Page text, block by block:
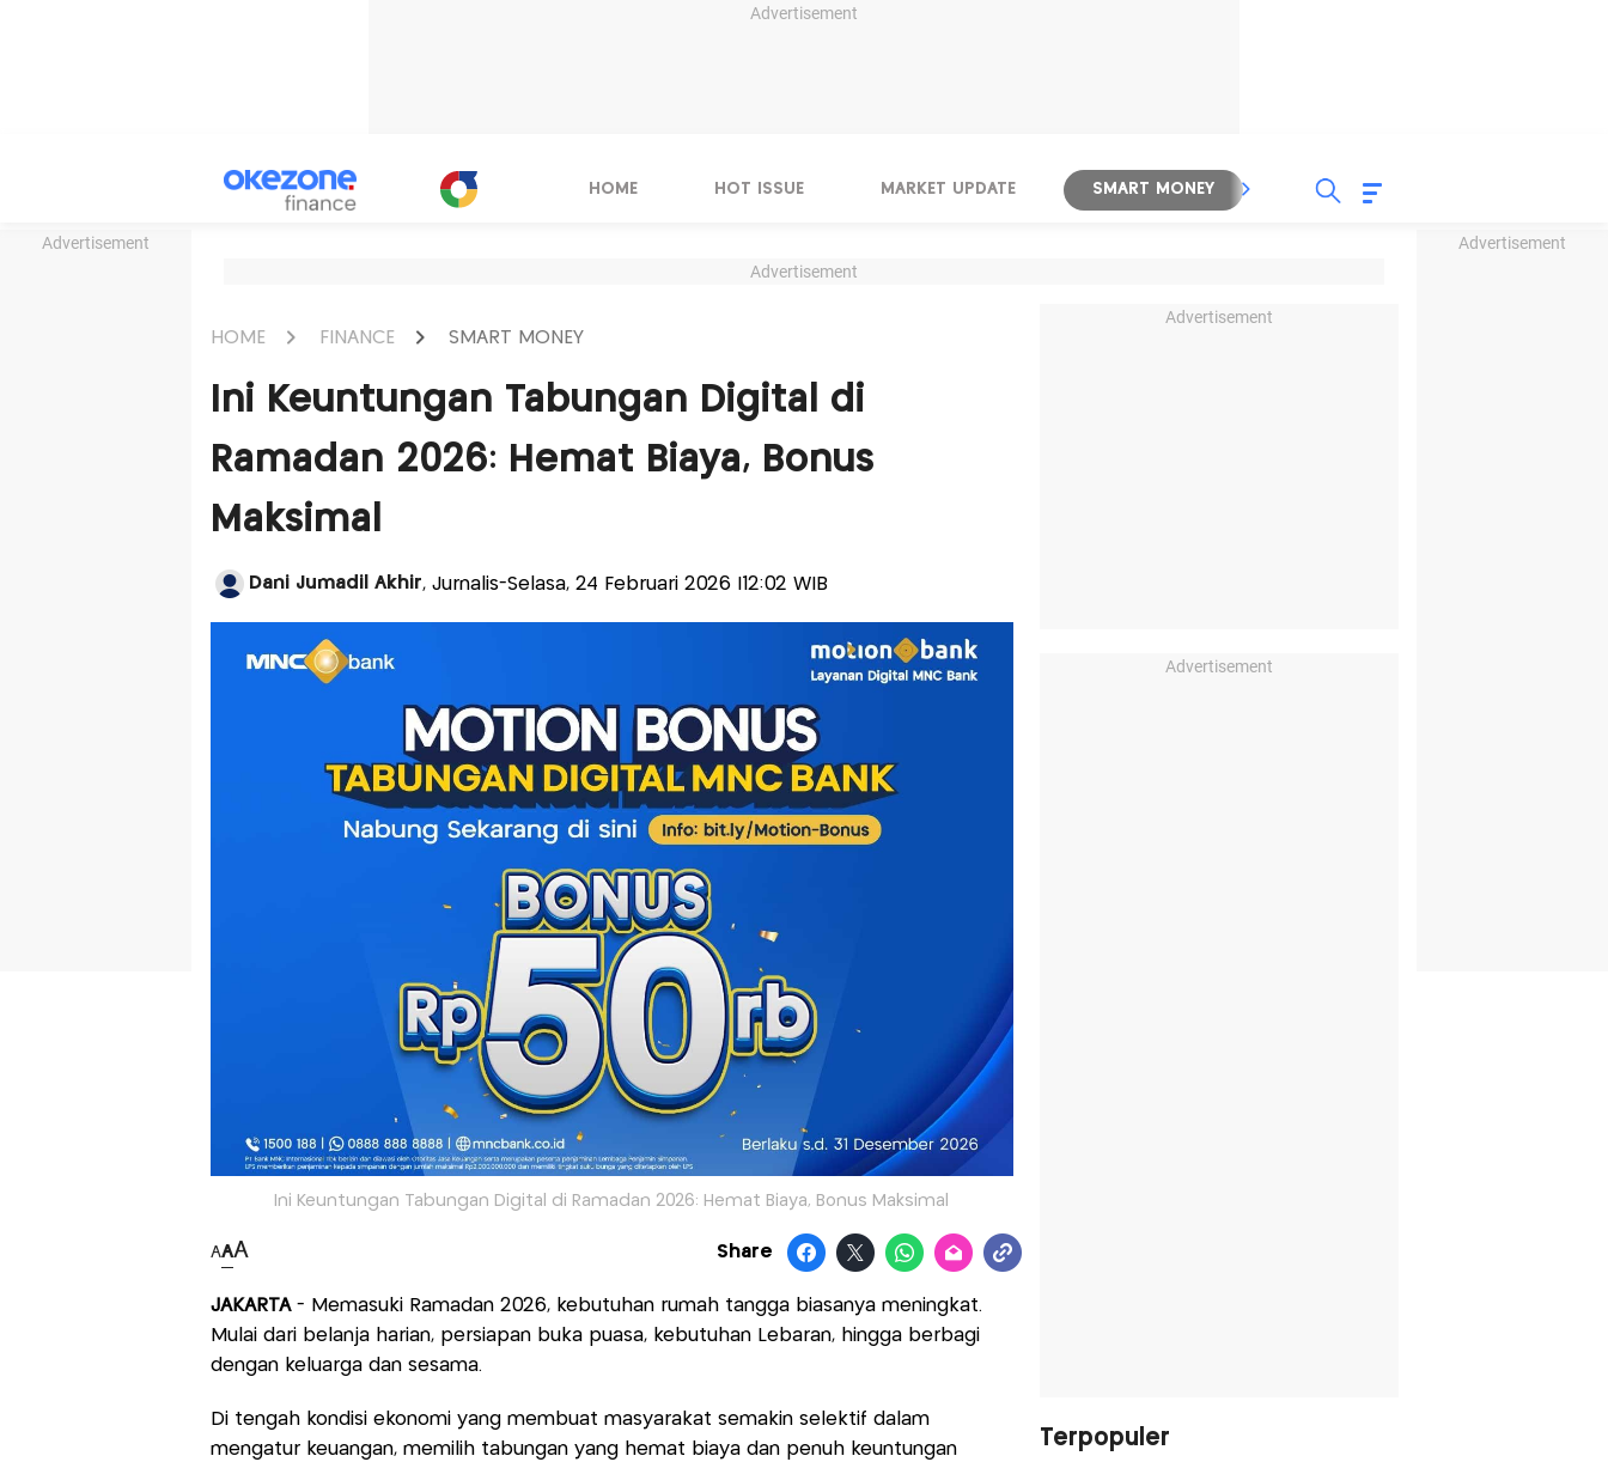
Advertisement
Advertisement Advertisement
HOME HOT ISSUE MARKET UPDATE SMART MONEY INSPIRASI BISNIS
Advertisement
HOME FINANCE SMART MONEY
Ini Keuntungan Tabungan Digital di
Ramadan 2026: Hemat Biaya, Bonus
Maksimal
Dani Jumadil Akhir, Jurnalis-Selasa, 24 Februari 2026 |12:02 WIB
Ini Keuntungan Tabungan Digital di Ramadan 2026: Hemat Biaya, Bonus Maksimal
AAA Share
JAKARTA - Memasuki Ramadan 2026, kebutuhan rumah tangga biasanya meningkat.
Mulai dari belanja harian, persiapan buka puasa, kebutuhan Lebaran, hingga berbagi
dengan keluarga dan sesama.
Di tengah kondisi ekonomi yang membuat masyarakat semakin selektif dalam
mengatur keuangan, memilih tabungan yang hemat biaya dan penuh keuntungan
Advertisement
Advertisement
Terpopuler